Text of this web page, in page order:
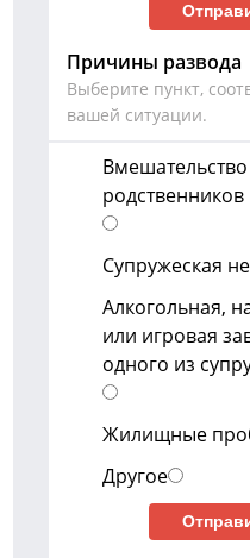
Причины развода
Выберите пункт,
вашей ситуации.
Вмешательство
Супружеская
Алкогольная,
или игровая
одного из
Жилищные
Другое